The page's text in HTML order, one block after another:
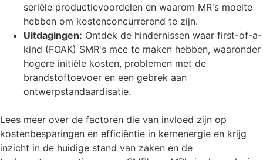
seriële productievoordelen en waarom MR's moeite
hebben om kostenconcurrerend te zijn.
Uitdagingen: Ontdek de hindernissen waar first-of-a-
kind (FOAK) SMR's mee te maken hebben, waaronder
hogere initiële kosten, problemen met de
brandstoftoevoer en een gebrek aan
ontwerpstandaardisatie.
Lees meer over de factoren die van invloed zijn op
kostenbesparingen en efficiëntie in kernenergie en krijg
inzicht in de huidige stand van zaken en de